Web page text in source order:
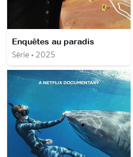
Enquêtes au paradis
Série • 2025